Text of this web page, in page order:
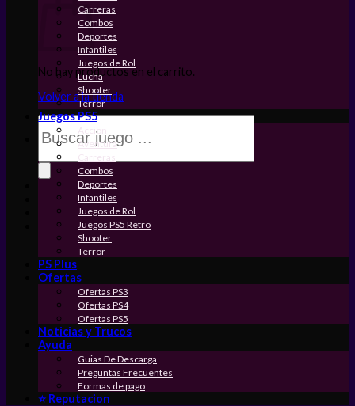
No hay productos en el carrito.
Volver a la tienda
Búsqueda
de
productos
Carreras
Combos
Deportes
Infantiles
Juegos de Rol
Lucha
Shooter
Terror
Juegos PS5
Accion
Aventura
Carreras
Combos
Deportes
Infantiles
Juegos de Rol
Juegos PS5 Retro
Shooter
Terror
PS Plus
Ofertas
Ofertas PS3
Ofertas PS4
Ofertas PS5
Noticias y Trucos
Ayuda
Guias De Descarga
Preguntas Frecuentes
Formas de pago
⭐ Reputacion